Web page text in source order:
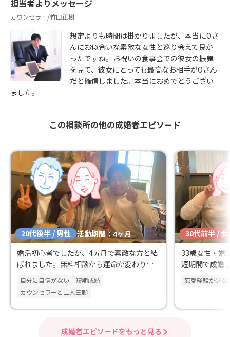
担当者よりメッセージ
カウンセラー/竹田正樹
想定よりも時間は掛かりましたが、本当にOさ
んにお似合いな素敵な女性と巡り会えて良か
ったですね。お祝いの食事会での彼女の振舞
を見て、彼女にとっても最高なお相手がOさん
だと確信しました。本当におめでとうござい
ました。
この相談所の他の成婚者エピソード
20代後半 / 男性 活動期間：4ヶ月
婚活初心者でしたが、4ヵ月で素敵な方と結
ばれました。無料相談から運命が変わりま
した。
自分に自信がない
短期成婚
カウンセラーと二人三脚
30代前半 / 女
33歳女性・婚
短期間で成婚
恋愛経験が少な
成婚者エピソードをもっと見る